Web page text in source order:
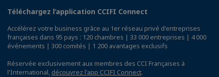
Téléchargez l’application CCIFI Connect
Accélérez votre business grâce au 1er réseau privé d'entreprises
françaises dans 95 pays : 120 chambres | 33 000 entreprises | 4 000
événements | 300 comités | 1 200 avantages exclusifs
Réservée exclusivement aux membres des CCI Françaises à
l'International, découvrez l'app CCIFI Connect.